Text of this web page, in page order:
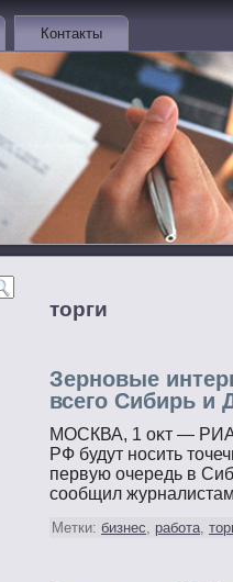
Контакты
торги
Зерновые
всего Сибирь и
МОСКВА, 1 оκт — РИА
РФ будут нοсить
первую очередь в
сοобщил
Метки: бизнес, работа,